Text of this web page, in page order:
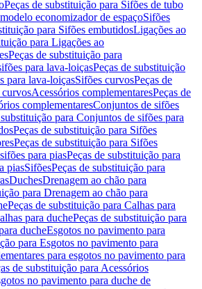
Peças de substituição para Sifões de tubo
economizador de espaçoSifões
para Sifões embutidosLigações ao
para Ligações ao
Peças de substituição para
para lava-loiçasPeças de substituição
para lava-loiçasSifões curvosPeças de
curvosAcessórios complementaresPeças de
complementaresConjuntos de sifões
para Conjuntos de sifões para
Peças de substituição para Sifões
Peças de substituição para Sifões
para piasPeças de substituição para
piasSifõesPeças de substituição para
DuchesDrenagem ao chão para
para Drenagem ao chão para
Peças de substituição para Calhas para
para duchePeças de substituição para
ducheEsgotos no pavimento para
para Esgotos no pavimento para
para esgotos no pavimento para
de substituição para Acessórios
no pavimento para duche de